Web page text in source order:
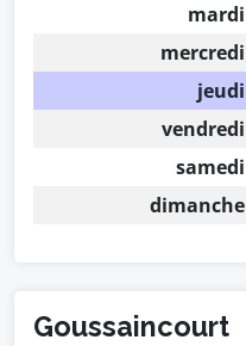
mardi
mercredi
jeudi
vendredi
samedi
dimanche
Goussaincourt